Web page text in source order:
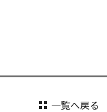
一覧へ戻る